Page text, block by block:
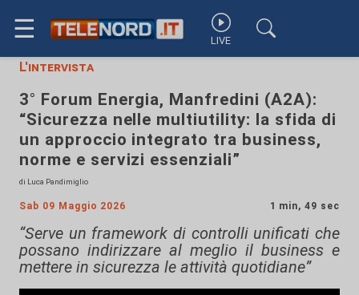
☰ LIVE
L'intervista
3° Forum Energia, Manfredini (A2A):
“Sicurezza nelle multiutility: la sfida di
un approccio integrato tra business,
norme e servizi essenziali”
di Luca Pandimiglio
Sab 09 Maggio 2026 1 min, 49 sec
“Serve un framework di controlli unificati che
possano indirizzare al meglio il business e
mettere in sicurezza le attività quotidiane”